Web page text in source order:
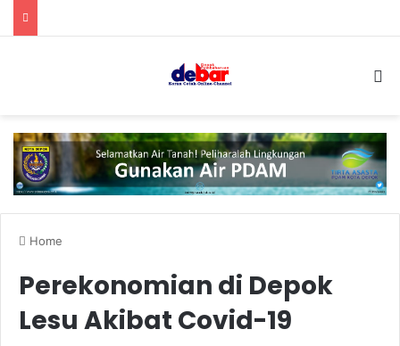
Home
Perekonomian di Depok
Lesu Akibat Covid-19